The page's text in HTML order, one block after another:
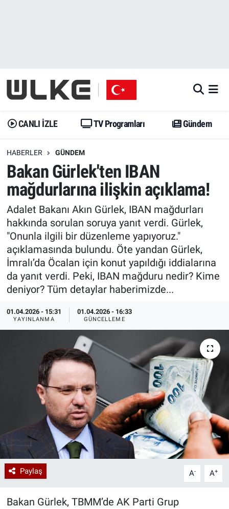
CANLI İZLE TV Programları Gündem
HABERLER GÜNDEM
Bakan Gürlek'ten IBAN
mağdurlarına ilişkin açıklama!
Adalet Bakanı Akın Gürlek, IBAN mağdurları
hakkında sorulan soruya yanıt verdi. Gürlek,
"Onunla ilgili bir düzenleme yapıyoruz."
açıklamasında bulundu. Öte yandan Gürlek,
İmralı’da Öcalan için konut yapıldığı iddialarına
da yanıt verdi. Peki, IBAN mağduru nedir? Kime
deniyor? Tüm detaylar haberimizde...
01.04.2026 - 15:31
YAYINLANMA
01.04.2026 - 16:33
GÜNCELLEME
Paylaş A- A+
Bakan Gürlek, TBMM’de AK Parti Grup
Gündem
Dünya
Erişim Bilgileri
Ekonomi
Trend
Özel Haberler
Yazarlar
Gündem
Trend
Erişim Bilgileri
Spor
Ekonomi
Dünya
Medya
Erişim Bilgileri
Sağlık
Teknoloji
Ramazan
İstanbul Namaz Vakitleri
Trafik Durumu
Erişim Bilgileri
Tüm Manşetler
Son Dakika Haberleri
Haber Arşivi